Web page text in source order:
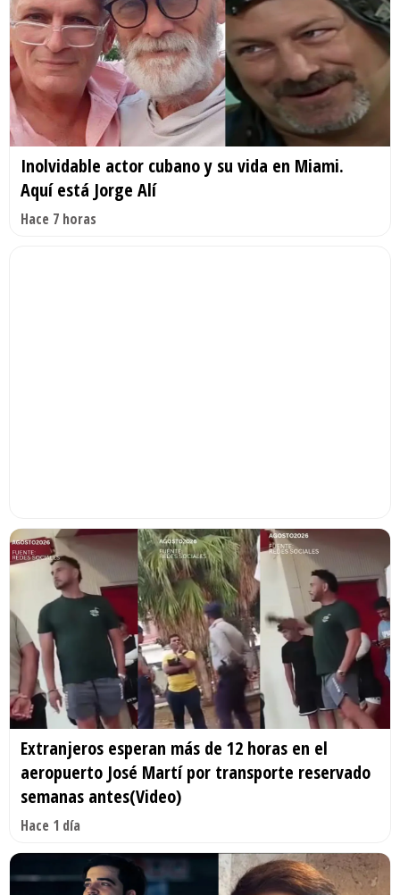
Inolvidable actor cubano y su vida en Miami.
Aquí está Jorge Alí
Hace 7 horas
Extranjeros esperan más de 12 horas en el
aeropuerto José Martí por transporte reservado
semanas antes(Video)
Hace 1 día